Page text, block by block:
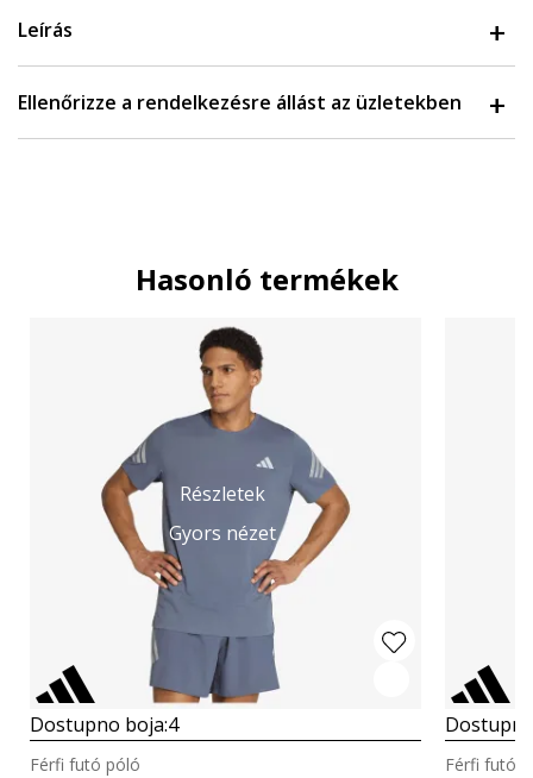
Leírás
Ellenőrizze a rendelkezésre állást az üzletekben
Hasonló termékek
Részletek
Gyors nézet
Dostupno boja:4
Férfi futó póló Férfi futó